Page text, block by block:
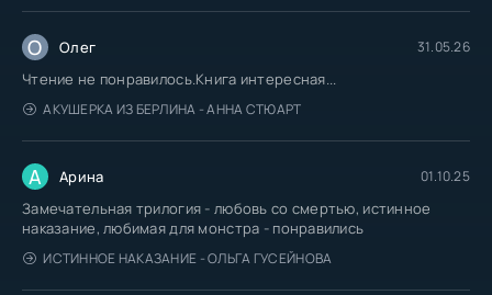
О Олег 31.05.26
Чтение не понравилось.Книга интересная...
АКУШЕРКА ИЗ БЕРЛИНА - АННА СТЮАРТ
А Арина 01.10.25
Замечательная трилогия - любовь со смертью, истинное
наказание, любимая для монстра - понравились
ИСТИННОЕ НАКАЗАНИЕ - ОЛЬГА ГУСЕЙНОВА